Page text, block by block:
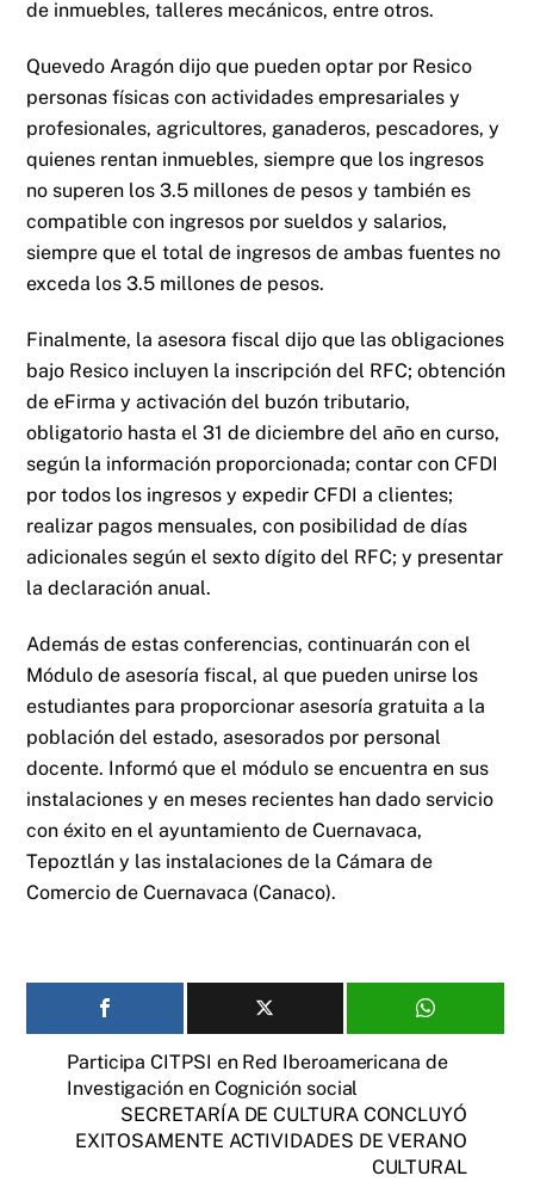
de inmuebles, talleres mecánicos, entre otros.
Quevedo Aragón dijo que pueden optar por Resico
personas físicas con actividades empresariales y
profesionales, agricultores, ganaderos, pescadores, y
quienes rentan inmuebles, siempre que los ingresos
no superen los 3.5 millones de pesos y también es
compatible con ingresos por sueldos y salarios,
siempre que el total de ingresos de ambas fuentes no
exceda los 3.5 millones de pesos.
Finalmente, la asesora fiscal dijo que las obligaciones
bajo Resico incluyen la inscripción del RFC; obtención
de eFirma y activación del buzón tributario,
obligatorio hasta el 31 de diciembre del año en curso,
según la información proporcionada; contar con CFDI
por todos los ingresos y expedir CFDI a clientes;
realizar pagos mensuales, con posibilidad de días
adicionales según el sexto dígito del RFC; y presentar
la declaración anual.
Además de estas conferencias, continuarán con el
Módulo de asesoría fiscal, al que pueden unirse los
estudiantes para proporcionar asesoría gratuita a la
población del estado, asesorados por personal
docente. Informó que el módulo se encuentra en sus
instalaciones y en meses recientes han dado servicio
con éxito en el ayuntamiento de Cuernavaca,
Tepoztlán y las instalaciones de la Cámara de
Comercio de Cuernavaca (Canaco).
Participa CITPSI en Red Iberoamericana de
Investigación en Cognición social
SECRETARÍA DE CULTURA CONCLUYÓ
EXITOSAMENTE ACTIVIDADES DE VERANO
CULTURAL